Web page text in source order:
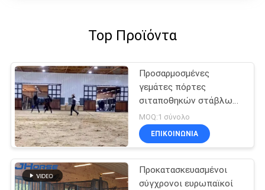
Top Προϊόντα
Προσαρμοσμένες
γεμάτες πόρτες
σιταποθηκών στάβλων
μπαμπού υψηλής
πυκνότητας σκληρές
MOQ:1 σύνολο
ΕΠΙΚΟΙΝΩΝΙΑ
Προκατασκευασμένοι
σύγχρονοι ευρωπαϊκοί